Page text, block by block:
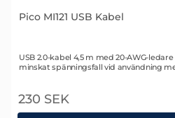
Pico MI121 USB Kabel
Art. nr 1958
USB 2.0-kabel 4,5 m med 20-AWG-
minskat spänningsfall vid användning
230 SEK